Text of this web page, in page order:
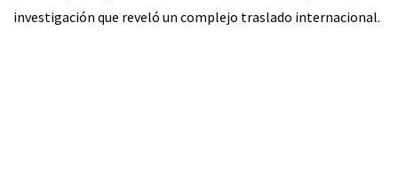
investigación que reveló un complejo traslado internacional.